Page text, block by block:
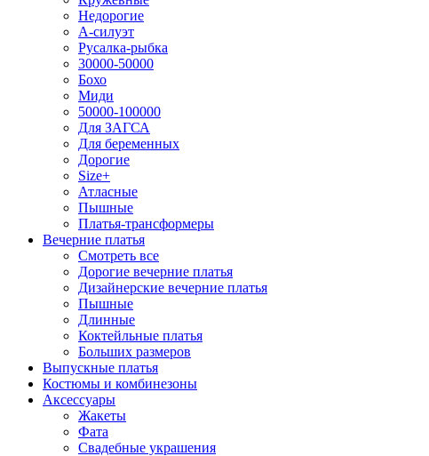
Недорогие
А-силуэт
Русалка-рыбка
30000-50000
Бохо
Миди
50000-100000
Для ЗАГСА
Для беременных
Дорогие
Size+
Атласные
Пышные
Платья-трансформеры
Вечерние платья
Смотреть все
Дорогие вечерние платья
Дизайнерские вечерние платья
Пышные
Длинные
Коктейльные платья
Больших размеров
Выпускные платья
Костюмы и комбинезоны
Аксессуары
Жакеты
Фата
Свадебные украшения